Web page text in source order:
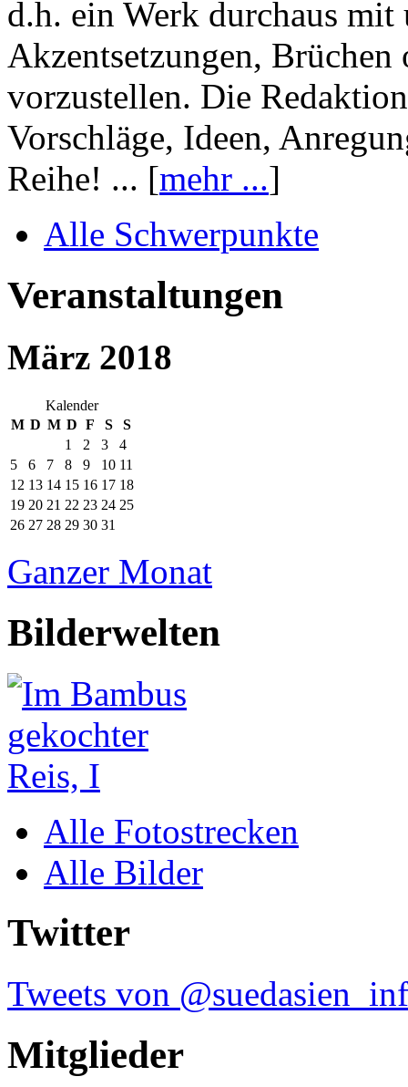
d.h. ein Werk durchaus mit
Akzentsetzungen, Brüchen
vorzustellen. Die
Vorschläge, Ideen,
Reihe! ... [mehr ...]
Alle Schwerpunkte
Veranstaltungen
März 2018
Kalender
M D M D F S
S
1
2 3
4
5
6 7 8 9 10 11
12 13 14 15 16 17 18
19 20 21 22 23 24 25
26 27 28 29 30 31
Ganzer Monat
Bilderwelten
Alle Fotostrecken
Alle Bilder
Twitter
Tweets von
Mitglieder